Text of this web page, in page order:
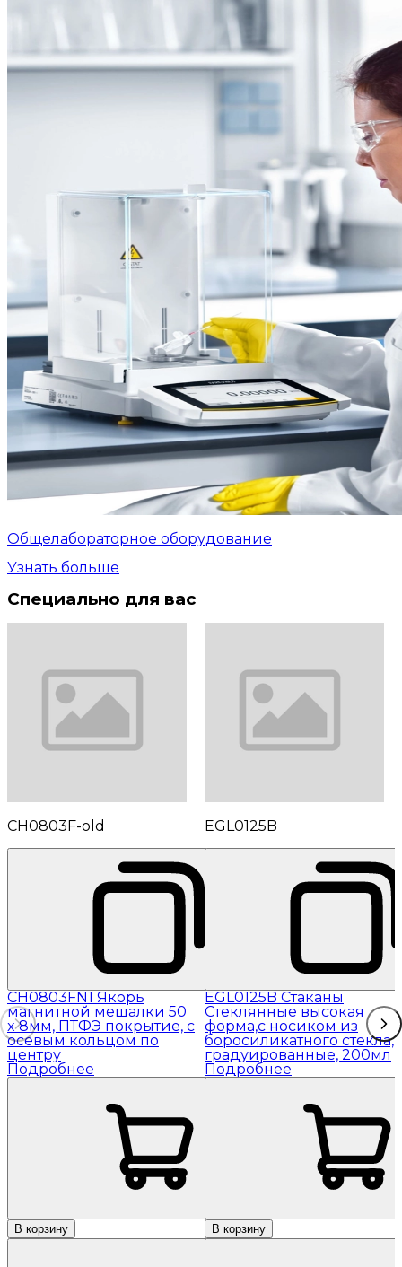
Общелабораторное оборудование
Узнать больше
Специально для вас
CH0803F-old
CH0803FN1 Якорь
магнитной мешалки 50
x 8мм, ПТФЭ покрытие, с
осевым кольцом по
центру
Подробнее
В корзину
EGL0125B
EGL0125B Стаканы
Стеклянные высокая
форма,с носиком из
боросиликатного стекла,
градуированные, 200мл
Подробнее
В корзину